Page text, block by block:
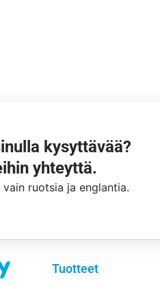
kysyttävää?
yhteyttä.
vain ruotsia ja englantia.
Tuotteet